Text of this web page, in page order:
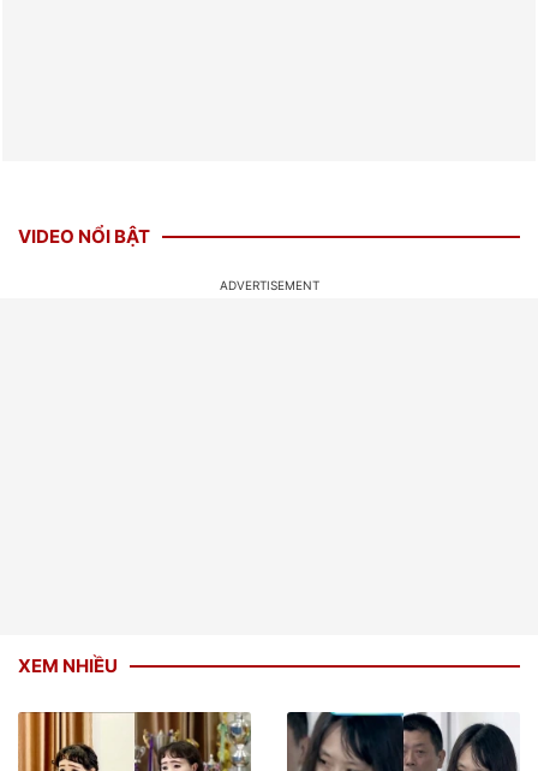
VIDEO NỔI BẬT
XEM NHIỀU